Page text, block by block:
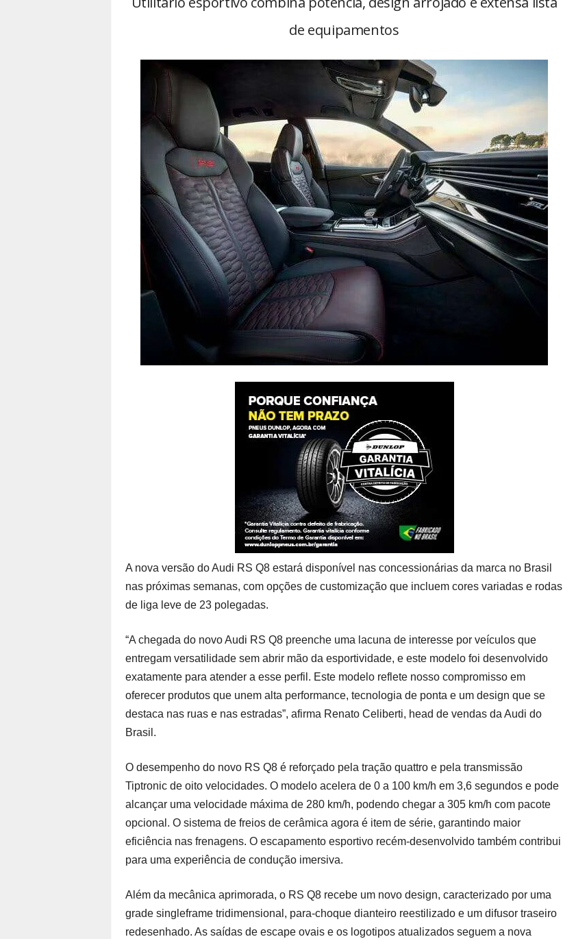
de equipamentos
A nova versão do Audi RS Q8 estará disponível nas concessionárias da marca no Brasil
nas próximas semanas, com opções de customização que incluem cores variadas e rodas
de liga leve de 23 polegadas.
“A chegada do novo Audi RS Q8 preenche uma lacuna de interesse por veículos que
entregam versatilidade sem abrir mão da esportividade, e este modelo foi desenvolvido
exatamente para atender a esse perfil. Este modelo reflete nosso compromisso em
oferecer produtos que unem alta performance, tecnologia de ponta e um design que se
destaca nas ruas e nas estradas”, afirma Renato Celiberti, head de vendas da Audi do
Brasil.
O desempenho do novo RS Q8 é reforçado pela tração quattro e pela transmissão
Tiptronic de oito velocidades. O modelo acelera de 0 a 100 km/h em 3,6 segundos e pode
alcançar uma velocidade máxima de 280 km/h, podendo chegar a 305 km/h com pacote
opcional. O sistema de freios de cerâmica agora é item de série, garantindo maior
eficiência nas frenagens. O escapamento esportivo recém-desenvolvido também contribui
para uma experiência de condução imersiva.
Além da mecânica aprimorada, o RS Q8 recebe um novo design, caracterizado por uma
grade singleframe tridimensional, para-choque dianteiro reestilizado e um difusor traseiro
redesenhado. As saídas de escape ovais e os logotipos atualizados seguem a nova